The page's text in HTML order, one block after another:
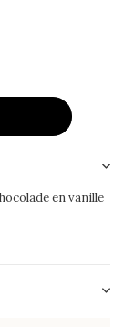
en vanille